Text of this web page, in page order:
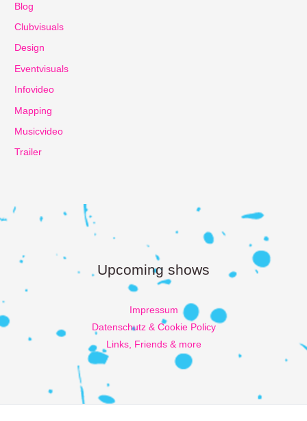
Blog
Clubvisuals
Design
Eventvisuals
Infovideo
Mapping
Musicvideo
Trailer
Upcoming shows
Impressum
Datenschutz & Cookie Policy
Links, Friends & more